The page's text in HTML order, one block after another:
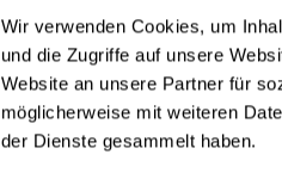
Wir verwenden Cookies, um
und die Zugriffe auf unsere
Website an unsere Partner für
möglicherweise mit weiteren
der Dienste gesammelt haben.